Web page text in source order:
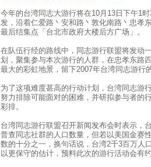
今年的台湾同志大游行将在10月13日下午1
发，沿着仁爱路丶安和路丶敦化南路丶忠孝
最后结集点「台北市政府大楼后方广场」。
在队伍行经的路线中，同志游行联盟将发动
划，聚集参与本次游行的人群，在忠孝东路
最大的彩虹地景，留下2007年台湾同志游行
为了这项难度甚高的行动计划，台湾同志游
努力排除可能面对的困难，并研拟参与者的
彩排。
台湾同志游行联盟召开新闻发布会时表示，
普查同志社群的人口数量，但若以美国金赛
数的十分之一，换句话说，台湾2千3百万人
以更保守的估计，预料此次的游行活动会有